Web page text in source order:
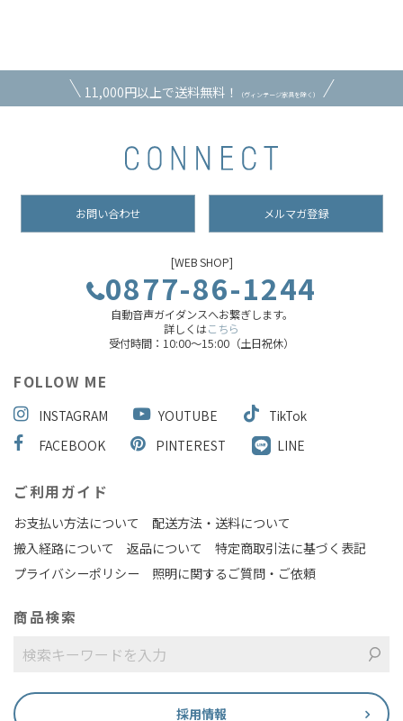
11,000円以上で送料無料！ （ヴィンテージ家具を除く）
お問い合わせ メルマガ登録
[WEB SHOP]
0877-86-1244
自動音声ガイダンスへお繋ぎします。
詳しくはこちら
受付時間：10:00～15:00（土日祝休）
FOLLOW ME
INSTAGRAM YOUTUBE
TikTok
FACEBOOK
PINTEREST LINE
ご利用ガイド
お支払い方法について
配送方法・送料について
搬入経路について
返品について
特定商取引法に基づく表記
プライバシーポリシー
照明に関するご質問・ご依頼
商品検索
採用情報